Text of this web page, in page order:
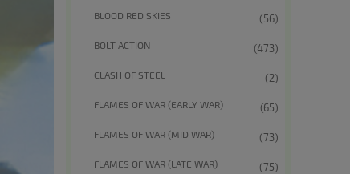
BLOOD RED SKIES (56)
BOLT ACTION (473)
CLASH OF STEEL (2)
FLAMES OF WAR (EARLY WAR) (65)
FLAMES OF WAR (MID WAR) (73)
FLAMES OF WAR (LATE WAR) (75)